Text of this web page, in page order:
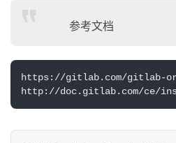
参考文档
https://gitlab.com/gitlab-org/
http://doc.gitlab.com/ce/